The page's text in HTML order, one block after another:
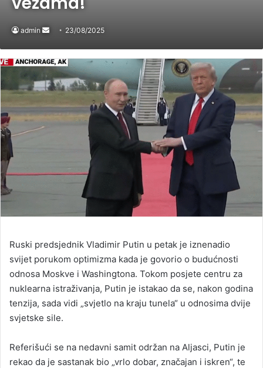
admin
Send
email
23/08/2025
Ruski predsjednik Vladimir Putin u petak je iznenadio
svijet porukom optimizma kada je govorio o budućnosti
odnosa Moskve i Washingtona. Tokom posjete centru za
nuklearna istraživanja, Putin je istakao da se, nakon godina
tenzija, sada vidi „svjetlo na kraju tunela“ u odnosima dvije
svjetske sile.
Referišući se na nedavni samit održan na Aljasci, Putin je
rekao da je sastanak bio „vrlo dobar, značajan i iskren“, te